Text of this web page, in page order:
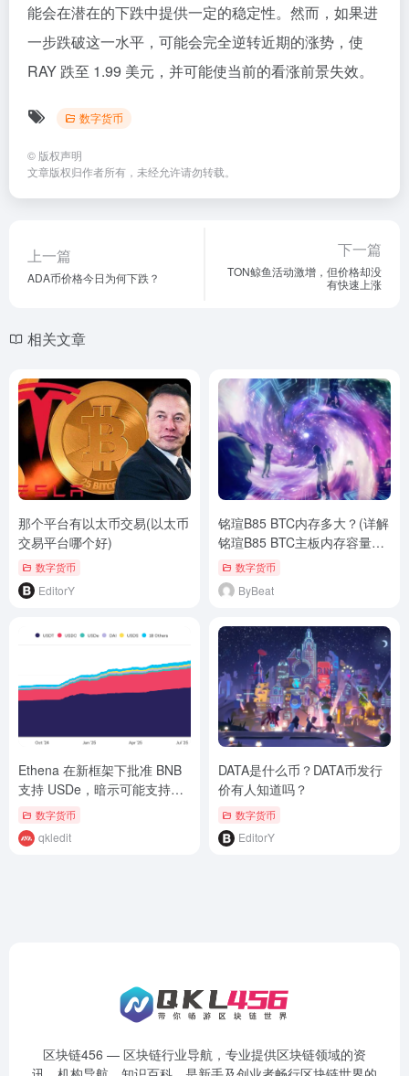
能会在潜在的下跌中提供一定的稳定性。然而，如果进
一步跌破这一水平，可能会完全逆转近期的涨势，使
RAY 跌至 1.99 美元，并可能使当前的看涨前景失效。
数字货币
© 版权声明
文章版权归作者所有，未经允许请勿转载。
上一篇
ADA币价格今日为何下跌？
下一篇
TON鲸鱼活动激增，但价格却没
有快速上涨
相关文章
那个平台有以太币交易(以太币
交易平台哪个好)
数字货币
EditorY
铭瑄B85 BTC内存多大？(详解
铭瑄B85 BTC主板内存容量及
扩展方法)
数字货币
ByBeat
Ethena 在新框架下批准 BNB
支持 USDe，暗示可能支持
XRP 和 HYPE
数字货币
qkledit
DATA是什么币？DATA币发行
价有人知道吗？
数字货币
EditorY
区块链456 — 区块链行业导航，专业提供区块链领域的资